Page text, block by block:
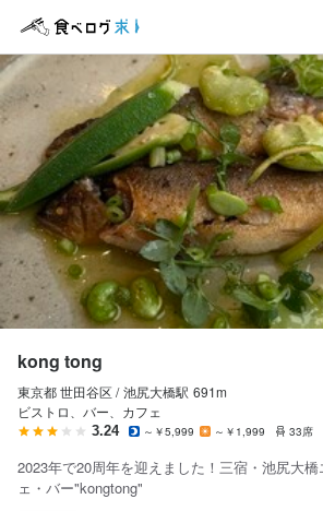
ログイン・無料会員
食べログ求人TOP
求人検索
マイページ管理
気になる求人
検索履歴・保存した条件
応募履歴
kong tong
東京都 世田谷区 / 池尻大橋駅 691m
ビストロ、バー、カフェ
3.24 ～￥5,999 ～￥1,999 33席
2023年で20周年を迎えました！三宿・池尻大
ェ・バー"kongtong"
応募画面へ